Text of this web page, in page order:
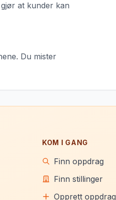
at kunder kan
Du mister
KOM I GANG
Finn oppdrag
Finn stillinger
Opprett oppdrag